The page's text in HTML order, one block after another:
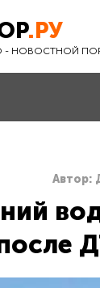
.РУ
НОВОСТНОЙ
Автор: